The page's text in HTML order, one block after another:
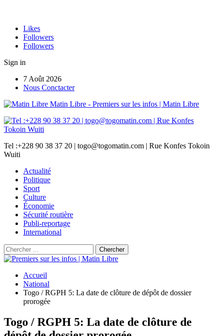
Likes
Followers
Followers
Sign in
7 Août 2026
Nous Conctacter
Matin Libre - Premiers sur les infos | Matin Libre
Tel :+228 90 38 37 20 | togo@togomatin.com | Rue Konfes Tokoin
Wuiti
Actualité
Politique
Sport
Culture
Économie
Sécurité routière
Publi-reportage
International
Accueil
National
Togo / RGPH 5: La date de clôture de dépôt de dossier
prorogée
Togo / RGPH 5: La date de clôture de